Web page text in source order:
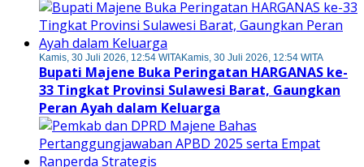
Kamis, 30 Juli 2026, 12:54 WITAKamis, 30 Juli 2026, 12:54 WITA
Bupati Majene Buka Peringatan HARGANAS ke-
33 Tingkat Provinsi Sulawesi Barat, Gaungkan
Peran Ayah dalam Keluarga